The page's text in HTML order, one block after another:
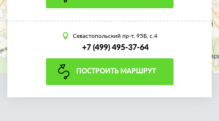
Севастопольский пр-т, 95Б, с.4
+7 (499) 495-37-64
ПОСТРОИТЬ МАРШРУТ